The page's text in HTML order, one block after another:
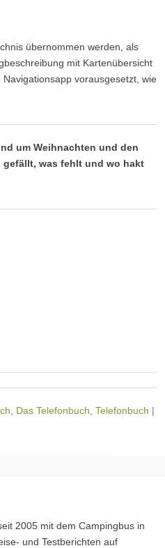
übernommen werden, als
mit Kartenübersicht
vorausgesetzt, wie
um Weihnachten und den
gefällt, was fehlt und wo hakt
Das Telefonbuch Telefonbuch |
2005 mit dem Campingbus in
und Testberichten auf